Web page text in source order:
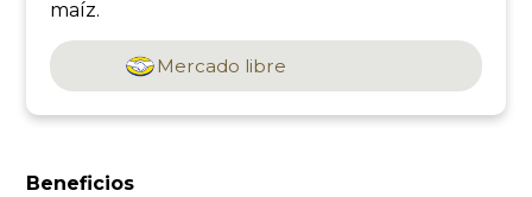
maíz.
Mercado libre
Beneficios